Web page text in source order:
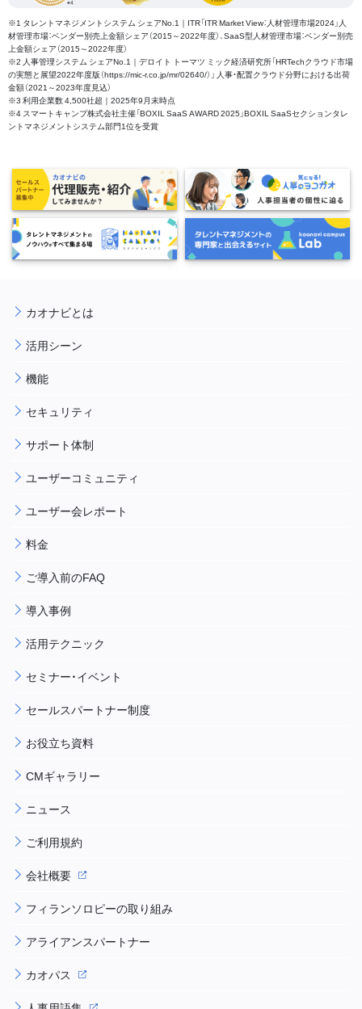
※1 タレントマネジメントシステム シェアNo.1｜ITR「ITR Market View：人材管理市場2024」人
材管理市場：ベンダー別売上金額シェア（2015～2022年度）、SaaS型人材管理市場：ベンダー別売
上金額シェア（2015～2022年度）
※2 人事管理システム シェアNo.1｜デロイト トーマツ ミック経済研究所「HRTechクラウド市場
の実態と展望2022年度版（https://mic-r.co.jp/mr/02640/）」 人事・配置クラウド分野における出荷
金額（2021～2023年度見込）
※3 利用企業数 4,500社超｜2025年9月末時点
※4 スマートキャンプ株式会社主催「BOXIL SaaS AWARD 2025」BOXIL SaaSセクションタレ
ントマネジメントシステム部門1位を受賞
カオナビとは
活用シーン
機能
セキュリティ
サポート体制
ユーザーコミュニティ
ユーザー会レポート
料金
ご導入前のFAQ
導入事例
活用テクニック
セミナー・イベント
セールスパートナー制度
お役立ち資料
CMギャラリー
ニュース
ご利用規約
会社概要
フィランソロピーの取り組み
アライアンスパートナー
カオパス